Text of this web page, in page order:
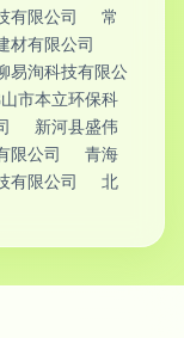
有限公司
常
材有限公司
易洵科技有限公
市本立环保科
新河县盛伟
限公司
青海
有限公司
北